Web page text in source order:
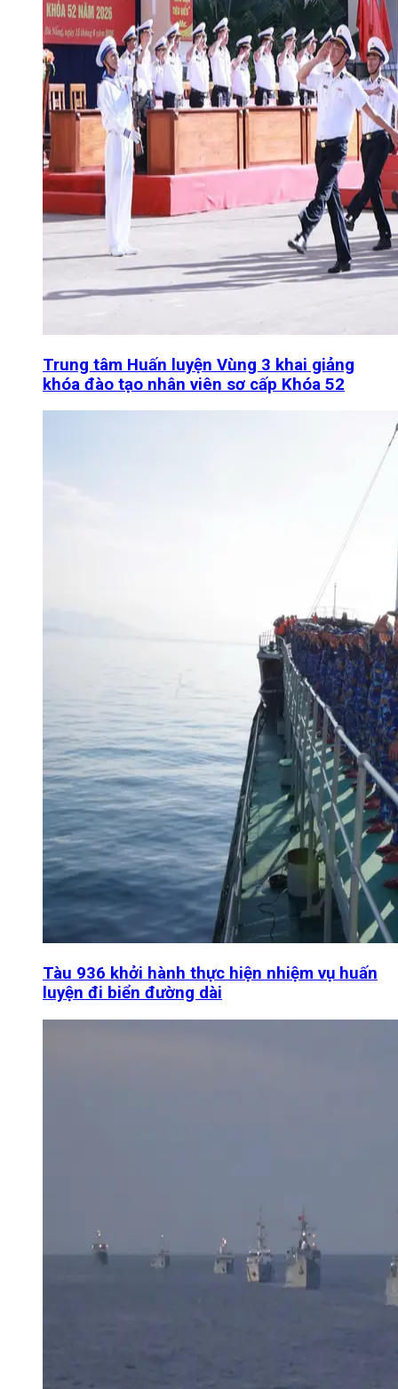
Trung tâm Huấn luyện Vùng 3 khai giảng
khóa đào tạo nhân viên sơ cấp Khóa 52
Tàu 936 khởi hành thực hiện nhiệm vụ huấn
luyện đi biển đường dài